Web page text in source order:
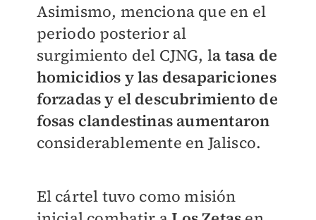
Asimismo, menciona que en el
periodo posterior al
surgimiento del CJNG, la tasa de
homicidios y las desapariciones
forzadas y el descubrimiento de
fosas clandestinas aumentaron
considerablemente en Jalisco.
El cártel tuvo como misión